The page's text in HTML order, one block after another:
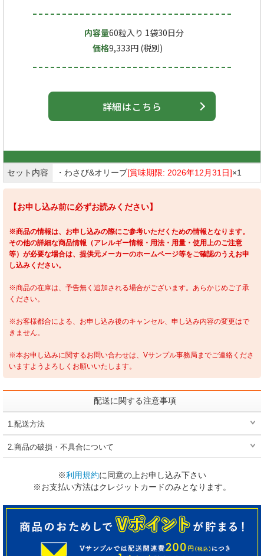
内容量60粒入り 1袋30日分
価格9,333円 (税別)
詳細はこちら
セット内容 ・わさび&オリーブ[賞味期限: 2026年12月31日]×1
【お申し込み前に必ずお読みください】
※商品の情報は、お申し込みの際にご参考いただくための情報となります。
その他の詳細な商品情報（アレルギー情報・用法・用量・使用上のご注意
等）が必要な場合は、提供元メーカーのホームページ等をご確認のうえお申
し込みください。
※商品の在庫は、予告無く追加される場合がございます。あらかじめご了承
ください。
※お客様都合による、お申し込み後のキャンセル、申し込み内容の変更はで
きません。
※本お申し込みに関するお問い合わせは、Vサンプル事務局までご連絡くださ
いますようよろしくお願いいたします。
配送に関する注意事項
1.配送方法
2.商品の破損・不具合について
※利用規約に同意の上お申し込み下さい
※お支払い方法はクレジットカードのみとなります。